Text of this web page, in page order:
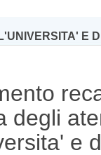
E
degli
e